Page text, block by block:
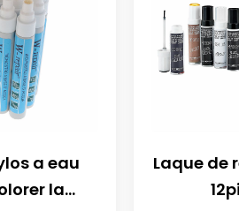
a eau
la
Laque de